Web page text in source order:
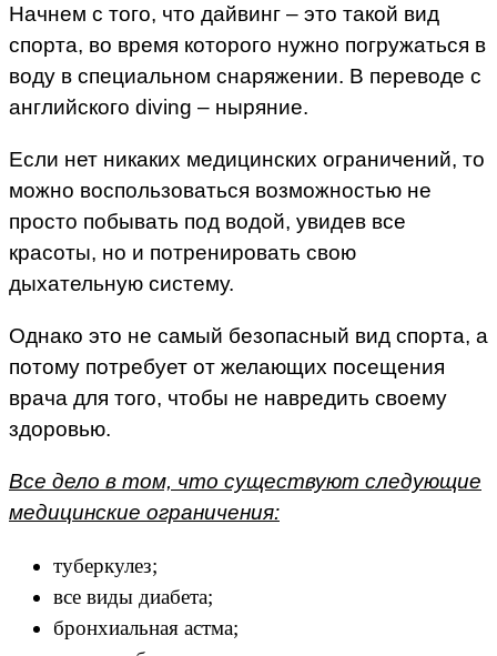
Начнем с того, что дайвинг – это такой вид
спорта, во время которого нужно погружаться в
воду в специальном снаряжении. В переводе с
английского diving – ныряние.
Если нет никаких медицинских ограничений, то
можно воспользоваться возможностью не
просто побывать под водой, увидев все
красоты, но и потренировать свою
дыхательную систему.
Однако это не самый безопасный вид спорта, а
потому потребует от желающих посещения
врача для того, чтобы не навредить своему
здоровью.
Все дело в том, что существуют следующие
медицинские ограничения:
туберкулез;
все виды диабета;
бронхиальная астма;